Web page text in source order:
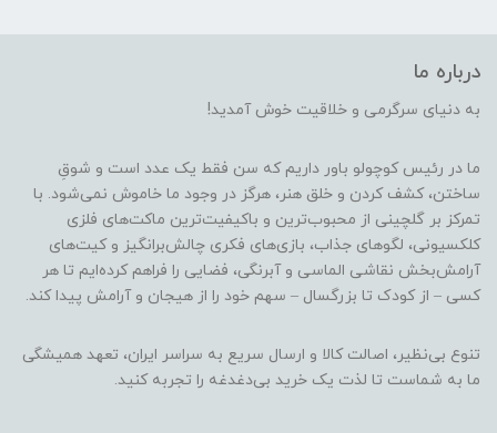
درباره ما
به دنیای سرگرمی و خلاقیت خوش آمدید!
ما در رئیس کوچولو باور داریم که سن فقط یک عدد است و شوقِ
ساختن، کشف کردن و خلق هنر، هرگز در وجود ما خاموش نمی‌شود. با
تمرکز بر گلچینی از محبوب‌ترین و باکیفیت‌ترین ماکت‌های فلزی
کلکسیونی، لگوهای جذاب، بازی‌های فکری چالش‌برانگیز و کیت‌های
آرامش‌بخش نقاشی الماسی و آبرنگی، فضایی را فراهم کرده‌ایم تا هر
کسی – از کودک تا بزرگسال – سهم خود را از هیجان و آرامش پیدا کند.
تنوع بی‌نظیر، اصالت کالا و ارسال سریع به سراسر ایران، تعهد همیشگی
ما به شماست تا لذت یک خرید بی‌دغدغه را تجربه کنید.